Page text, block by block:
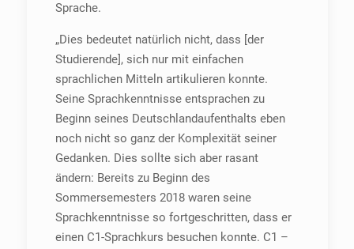
Sprache.
„Dies bedeutet natürlich nicht, dass [der
Studierende], sich nur mit einfachen
sprachlichen Mitteln artikulieren konnte.
Seine Sprachkenntnisse entsprachen zu
Beginn seines Deutschlandaufenthalts eben
noch nicht so ganz der Komplexität seiner
Gedanken. Dies sollte sich aber rasant
ändern: Bereits zu Beginn des
Sommersemesters 2018 waren seine
Sprachkenntnisse so fortgeschritten, dass er
einen C1-Sprachkurs besuchen konnte. C1 –